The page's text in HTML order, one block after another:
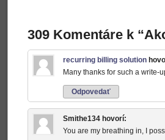
309 Komentáre k
recurring billing solution
Many thanks for such a write-
Odpovedať
Smithe134 hovorí:
You are my breathing in, I